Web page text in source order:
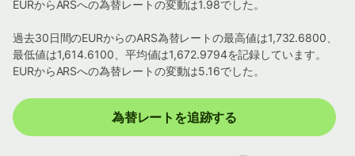
EURからARSへの為替レートの変動は1.98でした。
過去30日間のEURからのARS為替レートの最高値は1,732.6800、
最低値は1,614.6100、平均値は1,672.9794を記録しています。
EURからARSへの為替レートの変動は5.16でした。
為替レートを追跡する